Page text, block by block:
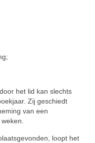
het lid kan slechts
Zij geschiedt
van een
loopt het